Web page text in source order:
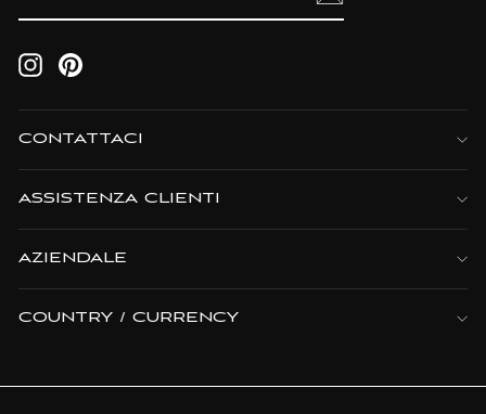
EMAIL
InstagramPinterest
CONTATTACI
ASSISTENZA CLIENTI
AZIENDALE
COUNTRY / CURRENCY